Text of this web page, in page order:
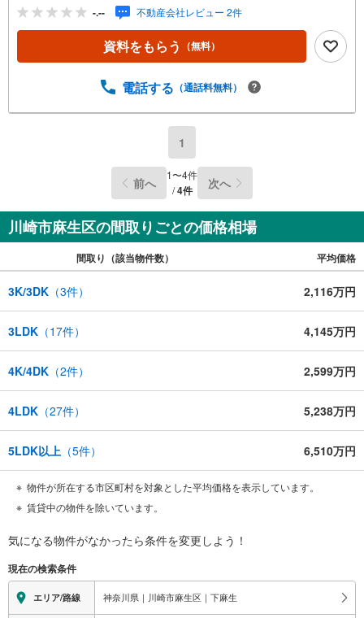
だけますとスムーズにご案内が可能です。◎現地のご案内
について・平日や夜遅い時間帯もご案内が可能 ※定休日を
除く・経験豊富なスタッフが物件詳細を丁寧にご説明いた
します。・車でご自宅や最寄り駅等、ご指定の場所まで送
別FP相談会 無料物件のご紹介だけでなく住宅ローン・資
も大歓迎です！年間8000棟以上の限定物件を発表している
ひお気軽にご連絡・ご相談ください！※限定物件:当社の
み、もしくは当社を含めた数社でのみご紹介可能なオープ
ンハウス・ディベロップメントの物件
-.-- 不動産会社レビュー 2件
資料をもらう （無料）
電話する （通話料無料）
1
前へ 1〜4件
/4件 次へ
川崎市麻生区の間取りごとの価格相場
間取り（該当物件数） 平均価格
3K/3DK （3件） 2,116万円
3LDK （17件） 4,145万円
4K/4DK （2件） 2,599万円
4LDK （27件） 5,238万円
5LDK以上 （5件） 6,510万円
物件が所在する市区町村を対象とした平均価格を表示しています。
賃貸中の物件を除いています。
気になる物件がなかったら条件を変更しよう！
現在の検索条件
エリア/路線 神奈川県｜川崎市麻生区｜下麻生